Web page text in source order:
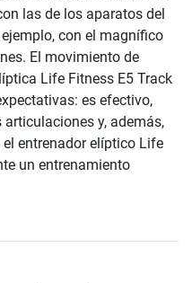
las de los aparatos del
con el magnífico
El movimiento de
Life Fitness E5 Track
es efectivo,
y, además,
entrenador elíptico Life
un entrenamiento